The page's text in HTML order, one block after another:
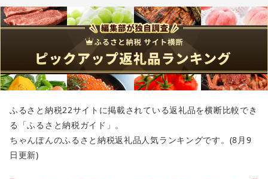
ふるさと納税22サイトに掲載されている返礼品を横断比較でき
る「ふるさと納税ガイド」。
ちゃんぽんのふるさと納税返礼品人気ランキングです。(8月9
日更新)